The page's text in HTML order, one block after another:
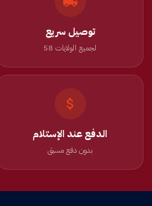
توصيل سريع
لجميع الولايات 58
الدفع عند الإستلام
بدون دفع مسبق